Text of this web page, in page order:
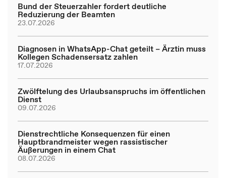
Bund der Steuerzahler fordert deutliche
Reduzierung der Beamten
23.07.2026
Diagnosen in WhatsApp-Chat geteilt – Ärztin muss
Kollegen Schadensersatz zahlen
17.07.2026
Zwölftelung des Urlaubsanspruchs im öffentlichen
Dienst
09.07.2026
Dienstrechtliche Konsequenzen für einen
Hauptbrandmeister wegen rassistischer
Äußerungen in einem Chat
08.07.2026